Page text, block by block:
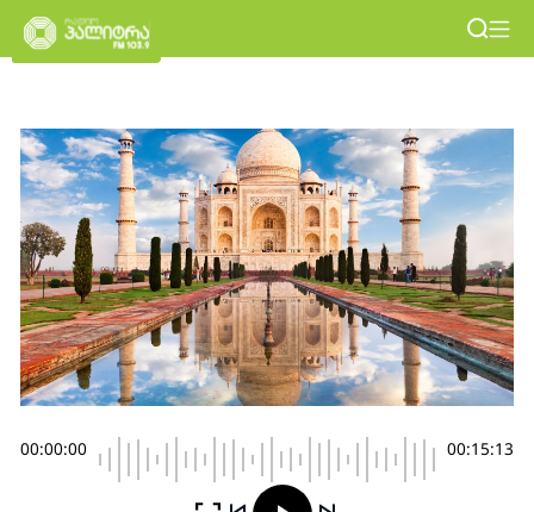
00:00:00 00:15:13